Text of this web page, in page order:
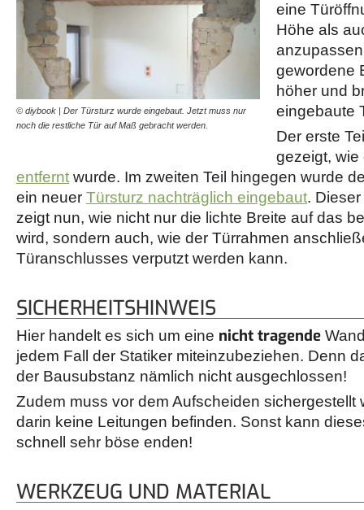
© diybook | Der Türsturz wurde eingebaut. Jetzt muss nur
noch die restliche Tür auf Maß gebracht werden.
eine
Höhe als
gewordene
höher und
eingebaute
Der erste
gezeigt,
entfernt wurde. Im zweiten Teil hingegen wurde
ein neuer Türsturz nachträglich eingebaut.
zeigt nun, wie nicht nur die lichte Breite auf das
wird, sondern auch, wie der Türrahmen
Türanschlusses verputzt werden kann.
SICHERHEITSHINWEIS
Hier handelt es sich um eine nicht tragende
jedem Fall der Statiker miteinzubeziehen. Denn
der Bausubstanz nämlich nicht ausgechlossen!
Zudem muss vor dem Aufscheiden sichergestellt
darin keine Leitungen befinden. Sonst kann
schnell sehr böse enden!
WERKZEUG UND MATERIAL